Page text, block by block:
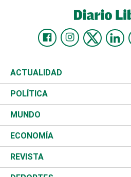
ACTUALIDAD
Nacional
Ciudad
Educación
Salud
POLÍTICA
Partidos
JCE
TSE
MUNDO
Estados Unidos
América Latina
ECONOMÍA
Finanzas
REVISTA